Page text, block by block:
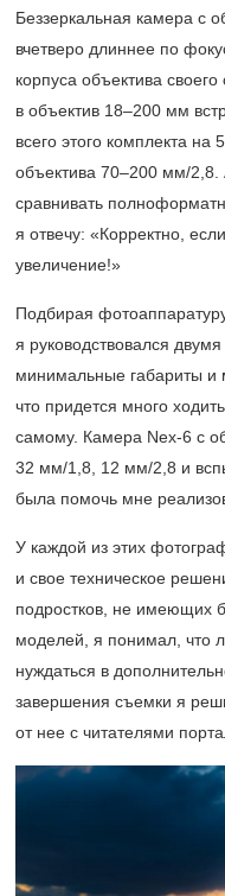
Беззеркальная камера с
вчетверо длиннее по
корпуса объектива
в объектив 18–200 мм
всего этого комплекта
объектива 70–200 мм/2,8.
сравнивать
я отвечу: «Корректно,
увеличение!»
Подбирая
я руководствовался
минимальные габариты
что придется много
самому. Камера Nex-6 с
32 мм/1,8, 12 мм/2,8 и
была помочь мне
У каждой из этих
и свое техническое
подростков, не имеющих
моделей, я понимал, что
нуждаться в
завершения съемки я
от нее с читателями